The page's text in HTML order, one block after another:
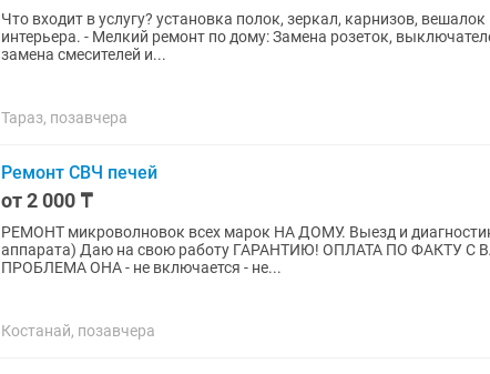
Что входит в услугу? установка полок, зеркал, карнизов, вешалок и других элементов
интерьера. - Мелкий ремонт по дому: Замена розеток, выключателей, мелкий электромонтаж,
замена смесителей и...
Тараз, позавчера
Ремонт СВЧ печей
от 2 000 ₸
РЕМОНТ микроволновок всех марок НА ДОМУ. Выезд и
аппарата) Даю на свою работу ГАРАНТИЮ! ОПЛАТА ПО ФАКТУ С ВАШЕЙ МИКРОВОЛНОВКОЙ
ПРОБЛЕМА ОНА - не включается - не...
Костанай, позавчера